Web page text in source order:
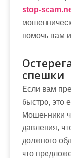
stop-
помочь вам
спешки
Если вам
быстро, это
Мошенники
давления,
должного
что